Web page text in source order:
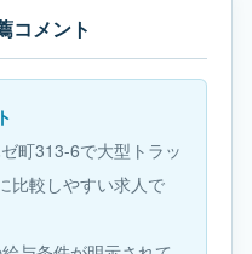
コメント
町313-6で大型トラッ
比較しやすい求人で